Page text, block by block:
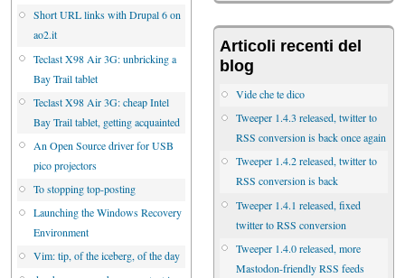
Short URL links with Drupal 6 on
ao2.it
Teclast X98 Air 3G: unbricking a
Bay Trail tablet
Teclast X98 Air 3G: cheap Intel
Bay Trail tablet, getting acquainted
An Open Source driver for USB
pico projectors
To stopping top-posting
Launching the Windows Recovery
Environment
Vim: tip, of the iceberg, of the day
Articoli recenti del
blog
Vide che te dico
Tweeper 1.4.3 released, twitter to
RSS conversion is back once again
Tweeper 1.4.2 released, twitter to
RSS conversion is back
Tweeper 1.4.1 released, fixed
twitter to RSS conversion
Tweeper 1.4.0 released, more
Mastodon-friendly RSS feeds